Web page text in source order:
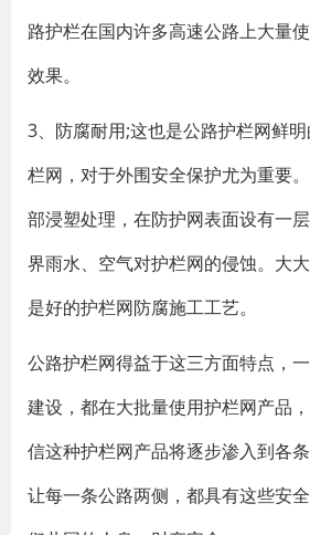
路护栏在国内许多高速公路上大量
效果。
3、防腐耐用;这也是公路护栏网鲜
栏网，对于外围安全保护尤为重要
部浸塑处理，在防护网表面设有一
界雨水、空气对护栏网的侵蚀。大大
是好的护栏网防腐施工工艺。
公路护栏网得益于这三方面特点，
建设，都在大批量使用护栏网产品
信这种护栏网产品将逐步渗入到各
让每一条公路两侧，都具有这些安